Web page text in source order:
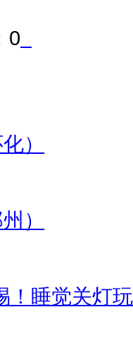
0
）
）
！睡觉关灯